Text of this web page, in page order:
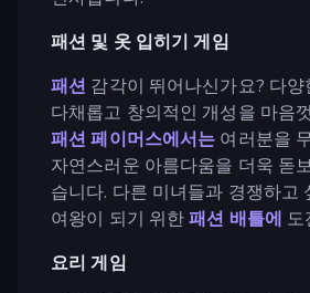
패션 및 옷 입히기 게임
패션 감각이 뛰어나신가요? 다
다채롭고 창의적인 개성을 마음
패션 페이머스에서는 여러분을
자연스러운 아름다움을 더욱 돋
습니다. 다른 미녀들과 경쟁하고
여왕이 되기 위한패션 배틀에 도
요리 게임